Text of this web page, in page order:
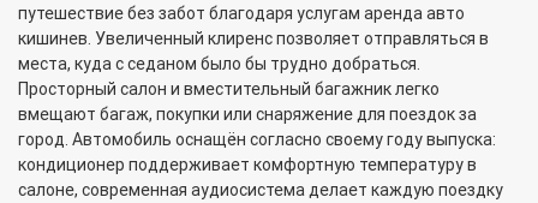
путешествие без забот благодаря услугам аренда авто
кишинев. Увеличенный клиренс позволяет отправляться в
места, куда с седаном было бы трудно добраться.
Просторный салон и вместительный багажник легко
вмещают багаж, покупки или снаряжение для поездок за
город. Автомобиль оснащён согласно своему году выпуска:
кондиционер поддерживает комфортную температуру в
салоне, современная аудиосистема делает каждую поездку